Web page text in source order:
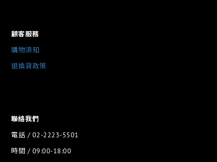
顧客服務
購物須知
退換貨政策
聯絡我們
電話 / 02-2223-5501
時間 / 09:00-18:00